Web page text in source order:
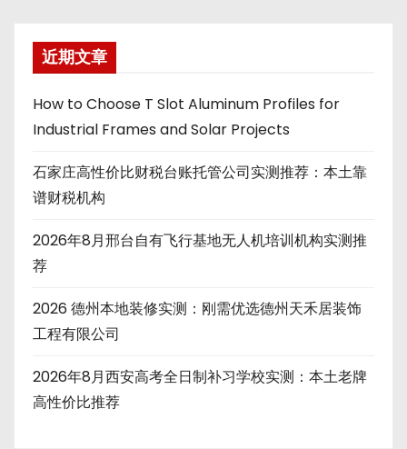
近期文章
How to Choose T Slot Aluminum Profiles for
Industrial Frames and Solar Projects
石家庄高性价比财税台账托管公司实测推荐：本土靠
谱财税机构
2026年8月邢台自有飞行基地无人机培训机构实测推
荐
2026 德州本地装修实测：刚需优选德州天禾居装饰
工程有限公司
2026年8月西安高考全日制补习学校实测：本土老牌
高性价比推荐